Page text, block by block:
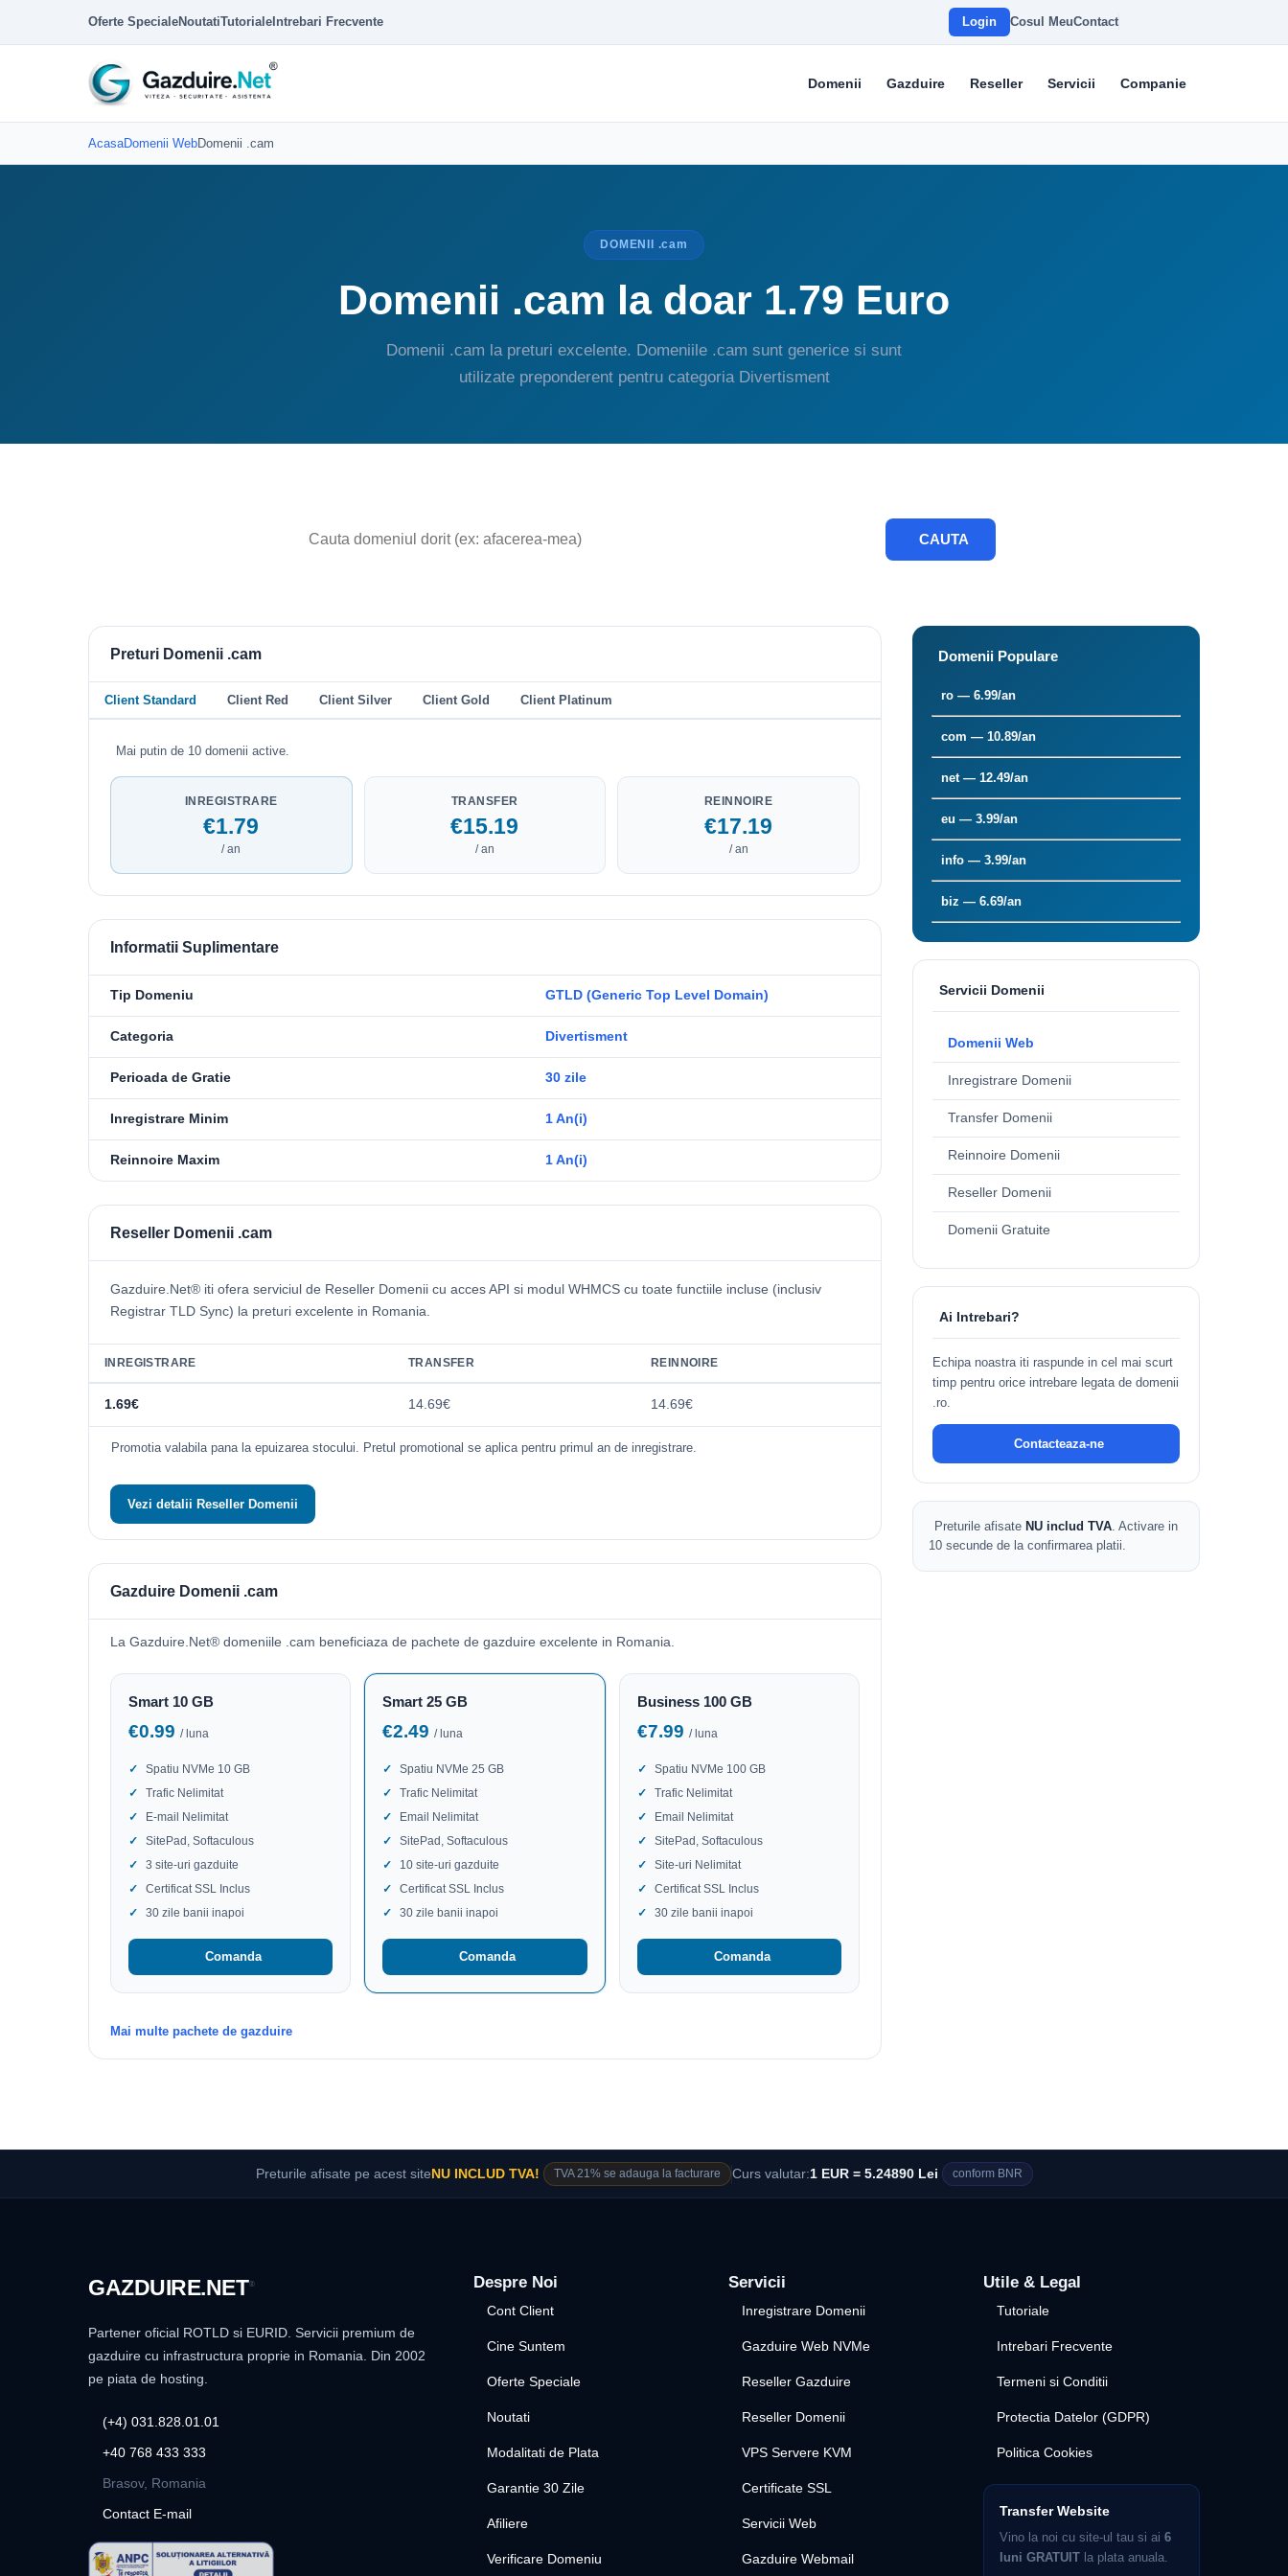
Oferte SpecialeNoutatiTutoriale Intrebari Frecvente Login Cosul MeuContact
Domenii Gazduire Reseller Servicii Companie
AcasaDomenii WebDomenii .cam
DOMENII .cam
Domenii .cam la doar 1.79 Euro
Domenii .cam la preturi excelente. Domeniile .cam sunt generice si sunt
utilizate preponderent pentru categoria Divertisment
CAUTA
Preturi Domenii .cam
Client Standard Client Red Client Silver Client Gold Client Platinum
Mai putin de 10 domenii active.
INREGISTRARE
€1.79
/ an
TRANSFER
€15.19
/ an
REINNOIRE
€17.19
/ an
Informatii Suplimentare
Tip Domeniu GTLD (Generic Top Level Domain)
Categoria Divertisment
Perioada de Gratie 30 zile
Inregistrare Minim 1 An(i)
Reinnoire Maxim 1 An(i)
Reseller Domenii .cam
Gazduire.Net® iti ofera serviciul de Reseller Domenii cu acces API si modul WHMCS cu toate functiile incluse (inclusiv
Registrar TLD Sync) la preturi excelente in Romania.
INREGISTRARE TRANSFER REINNOIRE
1.69€ 14.69€ 14.69€
Promotia valabila pana la epuizarea stocului. Pretul promotional se aplica pentru primul an de inregistrare.
Vezi detalii Reseller Domenii
Gazduire Domenii .cam
La Gazduire.Net® domeniile .cam beneficiaza de pachete de gazduire excelente in Romania.
Smart 10 GB
€0.99 / luna
Spatiu NVMe 10 GB
Trafic Nelimitat
E-mail Nelimitat
SitePad, Softaculous
3 site-uri gazduite
Certificat SSL Inclus
30 zile banii inapoi
Comanda
Smart 25 GB
€2.49/ luna
Spatiu NVMe 25 GB
Trafic Nelimitat
Email Nelimitat
SitePad, Softaculous
10 site-uri gazduite
Certificat SSL Inclus
30 zile banii inapoi
Comanda
Business 100 GB
€7.99 / luna
Spatiu NVMe 100 GB
Trafic Nelimitat
Email Nelimitat
SitePad, Softaculous
Site-uri Nelimitat
Certificat SSL Inclus
30 zile banii inapoi
Comanda
Mai multe pachete de gazduire
Domenii Populare
ro — 6.99/an
com — 10.89/an
net — 12.49/an
eu — 3.99/an
info — 3.99/an
biz — 6.69/an
Servicii Domenii
Domenii Web
Inregistrare Domenii
Transfer Domenii
Reinnoire Domenii
Reseller Domenii
Domenii Gratuite
Ai Intrebari?
Echipa noastra iti raspunde in cel mai scurt
timp pentru orice intrebare legata de domenii
.ro.
Contacteaza-ne
Preturile afisate NU includ TVA . Activare in
10 secunde de la confirmarea platii.
Preturile afisate pe acest site NU INCLUD TVA! TVA 21% se adauga la facturare Curs valutar:1 EUR = 5.24890 Lei conform BNR
GAZDUIRE.NET®
Partener oficial ROTLD si EURID. Servicii premium de
gazduire cu infrastructura proprie in Romania. Din 2002
pe piata de hosting.
(+4) 031.828.01.01
+40 768 433 333
Brasov, Romania
Contact E-mail
Despre Noi
Cont Client
Cine Suntem
Oferte Speciale
Noutati
Modalitati de Plata
Garantie 30 Zile
Afiliere
Verificare Domeniu
Servicii
Inregistrare Domenii
Gazduire Web NVMe
Reseller Gazduire
Reseller Domenii
VPS Servere KVM
Certificate SSL
Servicii Web
Gazduire Webmail
Utile & Legal
Tutoriale
Intrebari Frecvente
Termeni si Conditii
Protectia Datelor (GDPR)
Politica Cookies
Transfer Website
Vino la noi cu site-ul tau si ai 6
luni GRATUITla plata anuala.